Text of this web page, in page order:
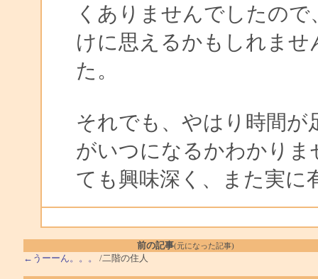
くありませんでしたの
けに思えるかもしれま
た。
それでも、やはり時間が
がいつになるかわかり
ても興味深く、また実に
前の記事(元になった記事)
←うーーん。。。 /二階の住人